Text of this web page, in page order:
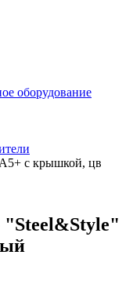
оборудование
с крышкой, цв